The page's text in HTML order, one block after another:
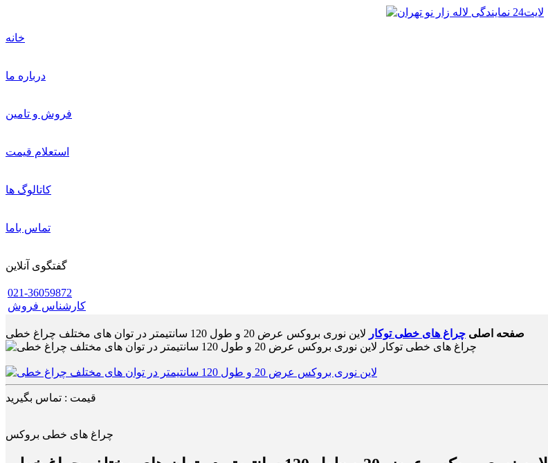
خانه
درباره ما
فروش و تامین
استعلام قیمت
کاتالوگ ها
تماس باما
گفتگوی آنلاین
021-36059872
کارشناس فروش
صفحه اصلی چراغ های خطی توکار لاین نوری بروکس عرض 20 و طول 120 سانتیمتر در توان های مختلف چراغ خطی
قیمت : تماس بگیرید
چراغ های خطی بروکس